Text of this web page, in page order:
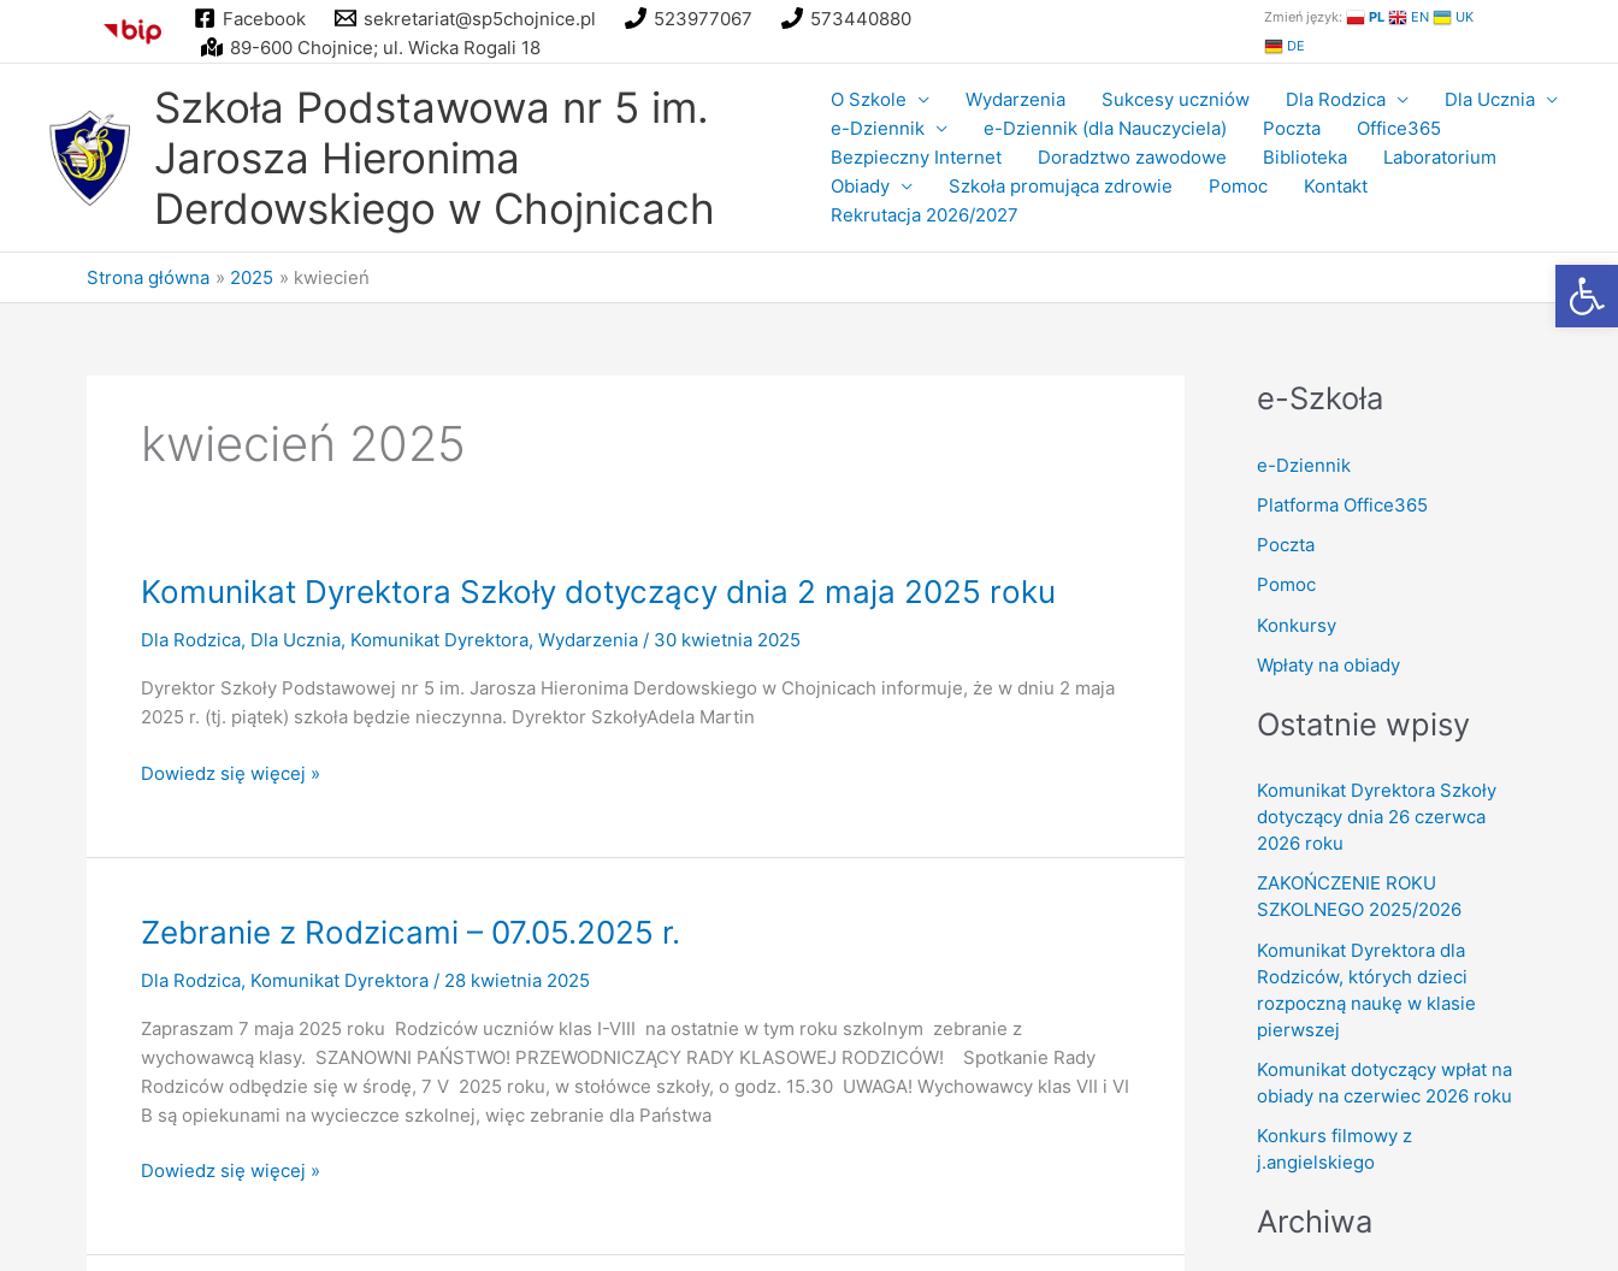
treści
Facebook sekretariat@sp5chojnice.pl 523977067
573440880
89-600 Chojnice; ul. Wicka Rogali 18
Zmień język: PL EN
UK
DE
Szkoła Podstawowa nr 5 im.
Jarosza Hieronima
Derdowskiego w Chojnicach
O Szkole Wydarzenia Sukcesy uczniów Dla Rodzica
Dla Ucznia
e-Dziennik
e-Dziennik (dla Nauczyciela) Poczta
Office365
Bezpieczny Internet
Doradztwo zawodowe Biblioteka
Laboratorium
Obiady
Szkoła promująca zdrowie Pomoc
Kontakt
Rekrutacja 2026/2027
Strona główna 2025 kwiecień
kwiecień 2025
Komunikat Dyrektora Szkoły dotyczący dnia 2 maja 2025 roku
Dla Rodzica, Dla Ucznia, Komunikat Dyrektora, Wydarzenia / 30 kwietnia 2025
Dyrektor Szkoły Podstawowej nr 5 im. Jarosza Hieronima Derdowskiego w Chojnicach informuje, że w dniu 2 maja
2025 r. (tj. piątek) szkoła będzie nieczynna. Dyrektor SzkołyAdela Martin
Komunikat
dotyczący
2
maja
2025
Dowiedz się więcej »
Zebranie z Rodzicami – 07.05.2025 r.
Dla Rodzica, Komunikat Dyrektora / 28 kwietnia 2025
Zapraszam 7 maja 2025 roku Rodziców uczniów klas I-VIII na ostatnie w tym roku szkolnym zebranie z
wychowawcą klasy. SZANOWNI PAŃSTWO! PRZEWODNICZĄCY RADY KLASOWEJ RODZICÓW! Spotkanie Rady
Rodziców odbędzie się w środę, 7 V 2025 roku, w stołówce szkoły, o godz. 15.30 UWAGA! Wychowawcy klas VII i VI
B są opiekunami na wycieczce szkolnej, więc zebranie dla Państwa
Zebranie
–
Dowiedz się więcej »
e-Szkoła
e-Dziennik
Platforma Office365
Poczta
Pomoc
Konkursy
Wpłaty na obiady
Ostatnie wpisy
Komunikat Dyrektora Szkoły
dotyczący dnia 26 czerwca
2026 roku
ZAKOŃCZENIE ROKU
SZKOLNEGO 2025/2026
Komunikat Dyrektora dla
Rodziców, których dzieci
rozpoczną naukę w klasie
pierwszej
Komunikat dotyczący wpłat na
obiady na czerwiec 2026 roku
Konkurs filmowy z
j.angielskiego
Archiwa